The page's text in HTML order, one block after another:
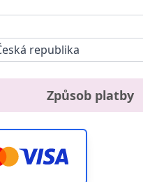
republika
Způsob platby